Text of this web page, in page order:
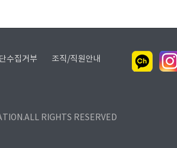
수집거부 조직/직원안내
RIGHTS RESERVED